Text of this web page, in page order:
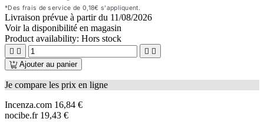
Livraison prévue à partir du 11/08/2026
Voir la disponibilité en magasin
Product availability: Hors stock
   
Ajouter au panier
Je compare les prix en ligne
Incenza.com 16,84 €
nocibe.fr 19,43 €